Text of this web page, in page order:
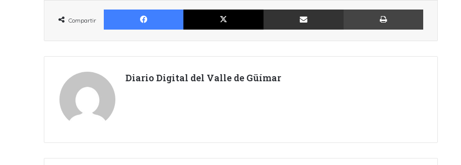
Compartir
Facebook X Compartir por Email Imprimir
Diario Digital del Valle de Güímar